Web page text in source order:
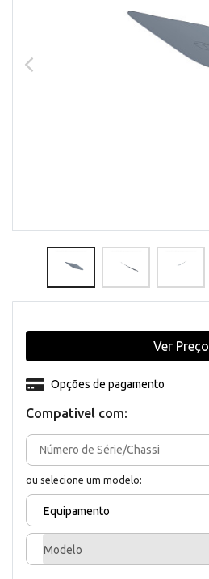
Compativel com:
ou selecione um modelo:
Equipamento
Modelo
Opções de pagamento
Ver Preço